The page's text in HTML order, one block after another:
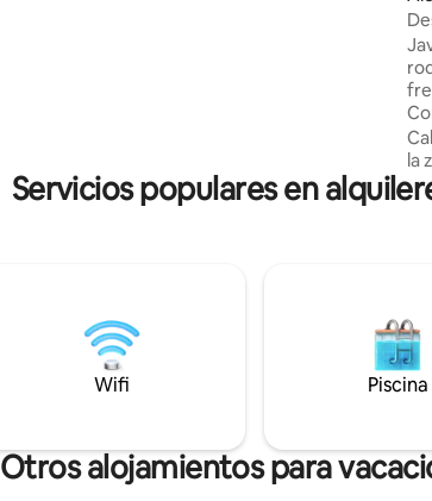
año.
la
Servicios populares en
Wifi Piscina
Otros alojamientos para